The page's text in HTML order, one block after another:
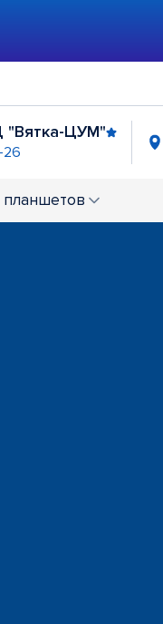
"Вятка-ЦУМ"
26
планшетов